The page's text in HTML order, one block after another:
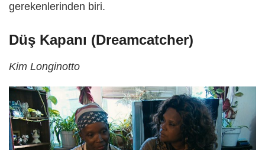
gerekenlerinden biri.
Düş Kapanı (Dreamcatcher)
Kim Longinotto